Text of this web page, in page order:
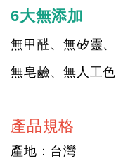
6大無添加
無甲醛、無矽靈
無皂鹼、無人工
產品規格
產地：台灣